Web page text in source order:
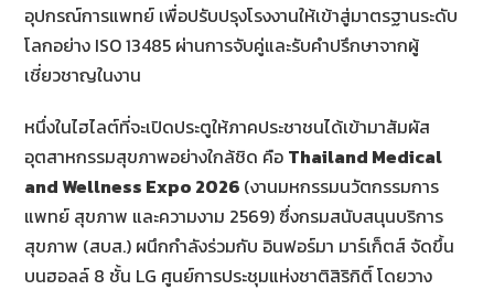
อุปกรณ์การแพทย์ เพื่อปรับปรุงโรงงานให้เข้าสู่มาตรฐานระดับ
โลกอย่าง ISO 13485 ผ่านการจับคู่และรับคำปรึกษาจากผู้
เชี่ยวชาญในงาน
หนึ่งในไฮไลต์ที่จะเปิดประตูให้ภาคประชาชนได้เข้ามาสัมผัส
อุตสาหกรรมสุขภาพอย่างใกล้ชิด คือ Thailand Medical
and Wellness Expo 2026 (งานมหกรรมนวัตกรรมการ
แพทย์ สุขภาพ และความงาม 2569) ซึ่งกรมสนับสนุนบริการ
สุขภาพ (สบส.) ผนึกกำลังร่วมกับ อินฟอร์มา มาร์เก็ตส์ จัดขึ้น
บนฮอลล์ 8 ชั้น LG ศูนย์การประชุมแห่งชาติสิริกิติ์ โดยวาง